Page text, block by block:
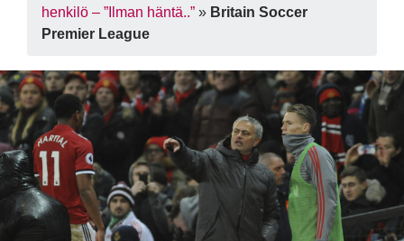
henkilö – ”Ilman häntä..” » Britain Soccer
Premier League